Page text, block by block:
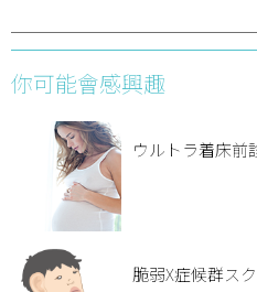
你可能會感興趣
ウルトラ着床前
脆弱X症候群ス